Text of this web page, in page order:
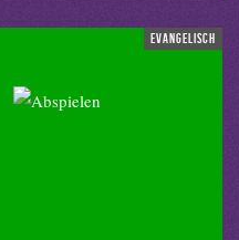
evangelisch